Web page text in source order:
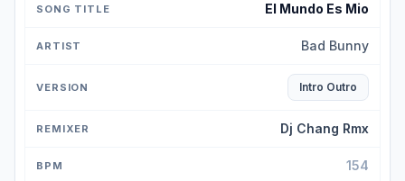
El Mundo Es Mio
Bad Bunny
Intro Outro
Dj Chang Rmx
154